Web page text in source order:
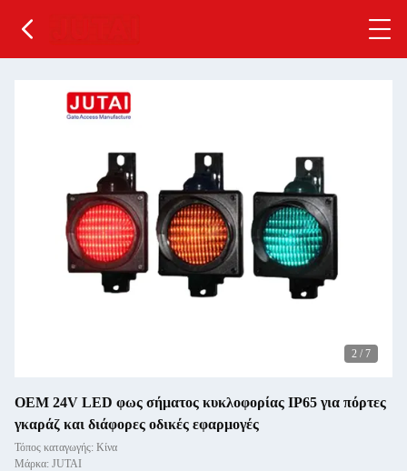
2 / 7
OEM 24V LED φως σήματος κυκλοφορίας IP65 για πόρτες
γκαράζ και διάφορες οδικές εφαρμογές
Τόπος καταγωγής: Κίνα
Μάρκα: JUTAI